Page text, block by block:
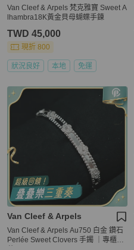
Van Cleef & Arpels 梵克雅寶 Sweet A
lhambra18K黃金貝母蝴蝶手鍊
TWD 45,000
現折 800
狀況良好 本地 免運
Van Cleef & Arpels
Van Cleef & Arpels Au750 白金 鑽石
Perlée Sweet Clovers 手鐲 ｜專櫃66